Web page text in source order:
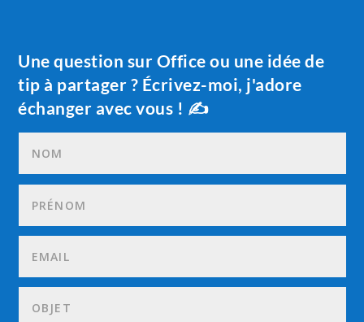
Une question sur Office ou une idée de
tip à partager ? Écrivez-moi, j'adore
échanger avec vous ! ✍️